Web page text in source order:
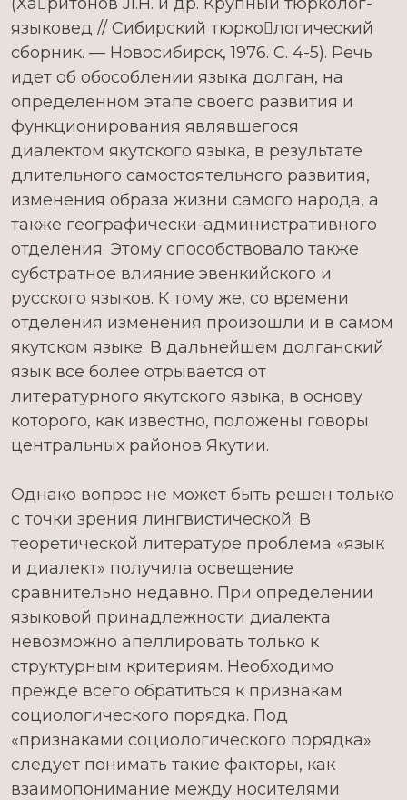
языковед // Сибирский тюркологический
сборник. — Новосибирск, 1976. С. 4-5). Речь
идет об обособлении языка долган, на
определенном этапе своего развития и
функционирования являвшегося
диалектом якутского языка, в результате
длительного самостоятельного развития,
изменения образа жизни самого народа, а
также географически-административного
отделения. Этому способствовало также
субстратное влияние эвенкийского и
русского языков. К тому же, со времени
отделения изменения произошли и в самом
якутском языке. В дальнейшем долганский
язык все более отрывается от
литературного якутского языка, в основу
которого, как известно, положены говоры
центральных районов Якутии.
Однако вопрос не может быть решен только
с точки зрения лингвистической. В
теоретической литературе проблема «язык
и диалект» получила освещение
сравнительно недавно. При определении
языковой принадлежности диалекта
невозможно апеллировать только к
структурным критериям. Необходимо
прежде всего обратиться к признакам
социологического порядка. Под
«признаками социологического порядка»
следует понимать такие факторы, как
взаимопонимание между носителями